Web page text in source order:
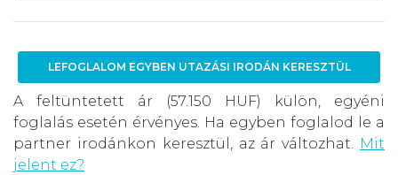
LEFOGLALOM EGYBEN UTAZÁSI IRODÁN KERESZTÜL
A feltüntetett ár (57.150 HUF) külön, egyéni
foglalás esetén érvényes. Ha egyben foglalod le a
partner irodánkon keresztül, az ár változhat.
Mit
jelent ez?